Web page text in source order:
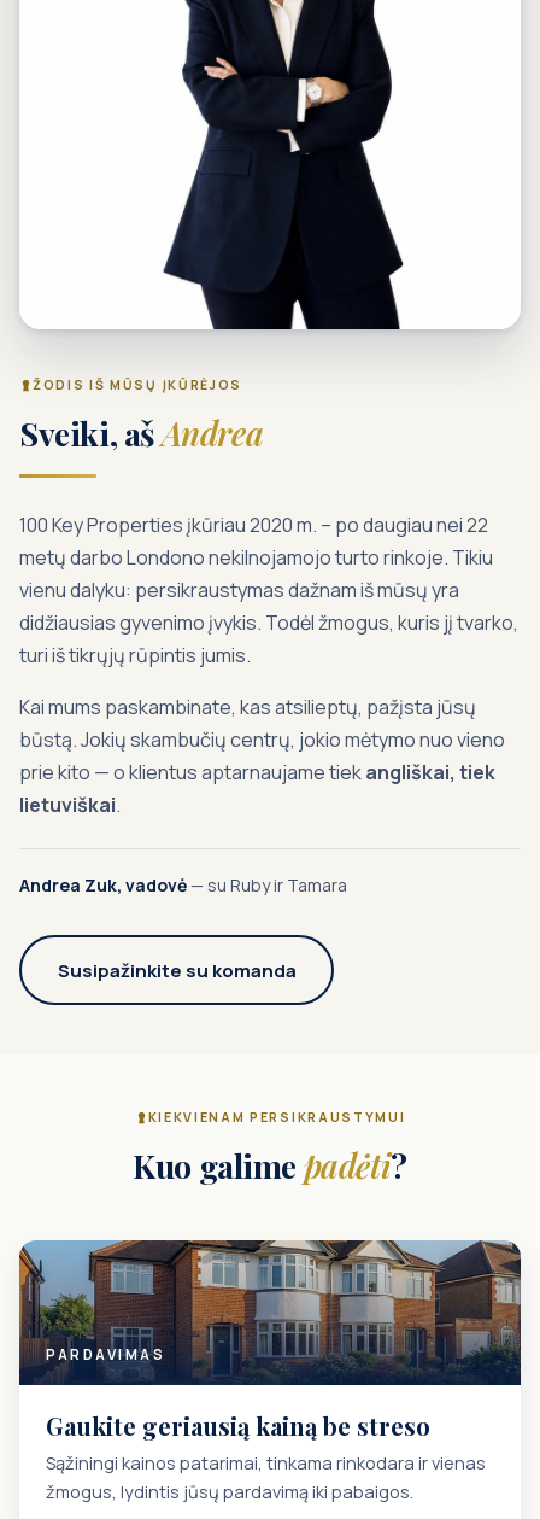
ŽODIS IŠ MŪSŲ ĮKŪRĖJOS
Sveiki, ašAndrea
100 Key Properties įkūriau 2020 m. – po daugiau nei 22
metų darbo Londono nekilnojamojo turto rinkoje. Tikiu
vienu dalyku: persikraustymas dažnam iš mūsų yra
didžiausias gyvenimo įvykis. Todėl žmogus, kuris jį tvarko,
turi iš tikrųjų rūpintis jumis.
Kai mums paskambinate, kas atsilieptų, pažįsta jūsų
būstą. Jokių skambučių centrų, jokio mėtymo nuo vieno
prie kito — o klientus aptarnaujame tiekangliškai, tiek
lietuviškai.
Andrea Zuk, vadovė— su Ruby ir Tamara
Susipažinkite su komanda
KIEKVIENAM PERSIKRAUSTYMUI
Kuo galimepadėti?
PARDAVIMAS
Gaukite geriausią kainą be streso
Sąžiningi kainos patarimai, tinkama rinkodara ir vienas
žmogus, lydintis jūsų pardavimą iki pabaigos.